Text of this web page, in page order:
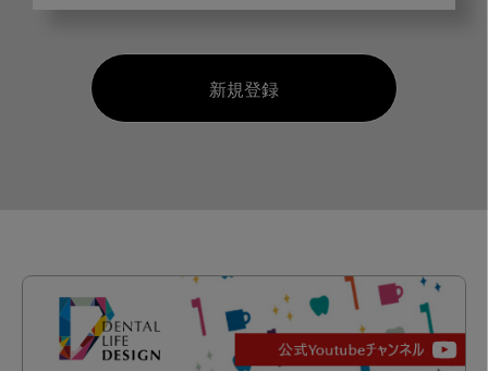
新規登録